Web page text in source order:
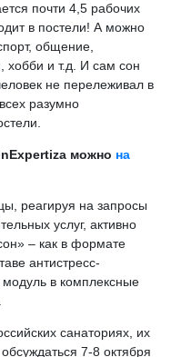
почти 4,5 рабочих
в постели! А можно
общение,
хобби и т.д. И сам сон
не перележивал в
разумно
можно на
реагируя на запросы
услуг, активно
– как в формате
антистресс-
в комплексные
санаториях, их
7-8 октября